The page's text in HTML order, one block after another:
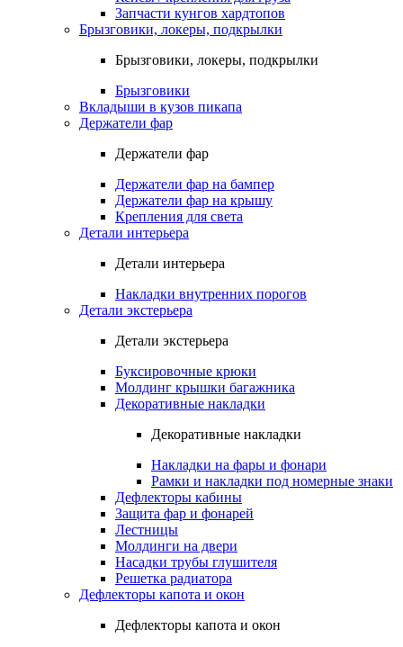
Запчасти кунгов хардтопов
Брызговики, локеры, подкрылки
Брызговики, локеры, подкрылки
Брызговики
Вкладыши в кузов пикапа
Держатели фар
Держатели фар
Держатели фар на бампер
Держатели фар на крышу
Крепления для света
Детали интерьера
Детали интерьера
Накладки внутренних порогов
Детали экстерьера
Детали экстерьера
Буксировочные крюки
Молдинг крышки багажника
Декоративные накладки
Декоративные накладки
Накладки на фары и фонари
Рамки и накладки под номерные знаки
Дефлекторы кабины
Защита фар и фонарей
Лестницы
Молдинги на двери
Насадки трубы глушителя
Решетка радиатора
Дефлекторы капота и окон
Дефлекторы капота и окон